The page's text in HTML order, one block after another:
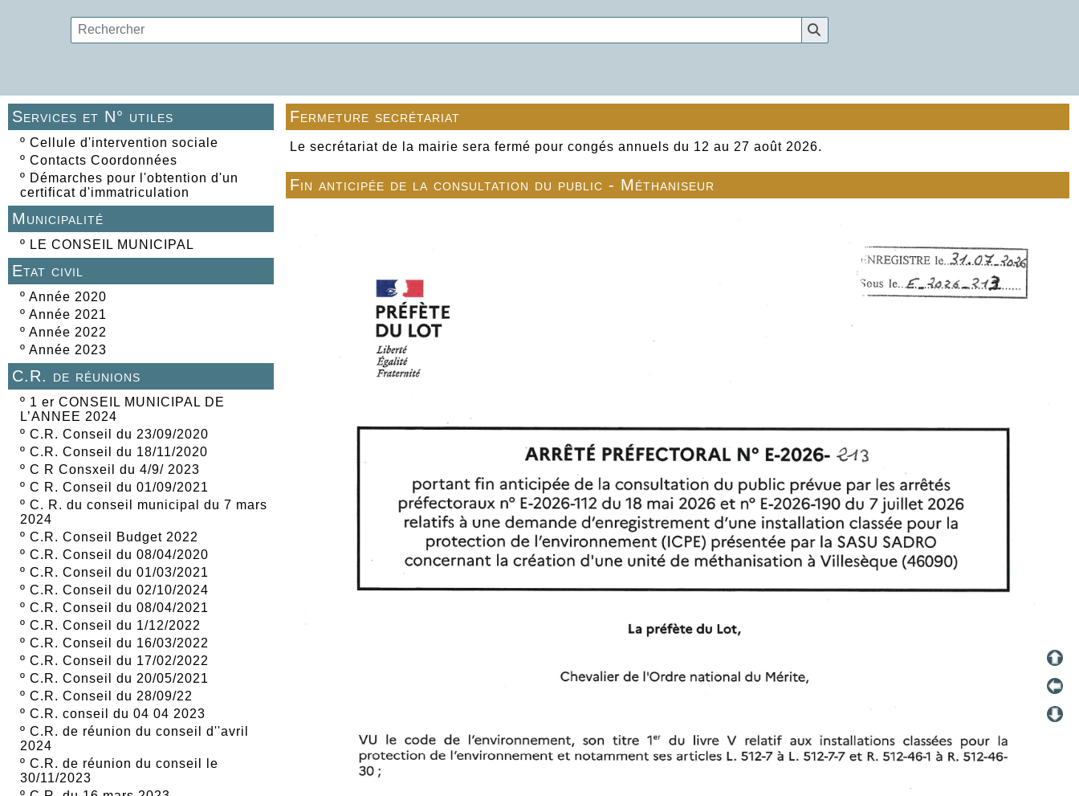
Services et N° utiles
º Cellule d'intervention sociale
º Contacts Coordonnées
º Démarches pour l'obtention d'un
certificat d'immatriculation
Municipalité
º LE CONSEIL MUNICIPAL
Etat civil
º Année 2020
º Année 2021
º Année 2022
º Année 2023
C.R. de réunions
º 1 er CONSEIL MUNICIPAL DE
L’ANNEE 2024
º C.R. Conseil du 23/09/2020
º C.R. Conseil du 18/11/2020
º C R Consxeil du 4/9/ 2023
º C R. Conseil du 01/09/2021
º C. R. du conseil municipal du 7 mars
2024
º C.R. Conseil Budget 2022
º C.R. Conseil du 08/04/2020
º C.R. Conseil du 01/03/2021
º C.R. Conseil du 02/10/2024
º C.R. Conseil du 08/04/2021
º C.R. Conseil du 1/12/2022
º C.R. Conseil du 16/03/2022
º C.R. Conseil du 17/02/2022
º C.R. Conseil du 20/05/2021
º C.R. Conseil du 28/09/22
º C.R. conseil du 04 04 2023
º C.R. de réunion du conseil d''avril
2024
º C.R. de réunion du conseil le
30/11/2023
Fermeture secrétariat
Le secrétariat de la mairie sera fermé pour congés annuels du 12 au 27 août 2026.
Fin anticipée de la consultation du public - Méthaniseur